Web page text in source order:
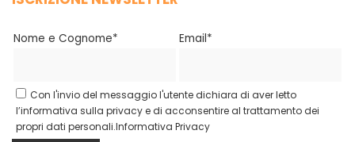
Nome e Cognome* Email*
Con l'invio del messaggio l'utente dichiara di aver letto
l’informativa sulla privacy e di acconsentire al trattamento dei
propri dati personali.Informativa Privacy